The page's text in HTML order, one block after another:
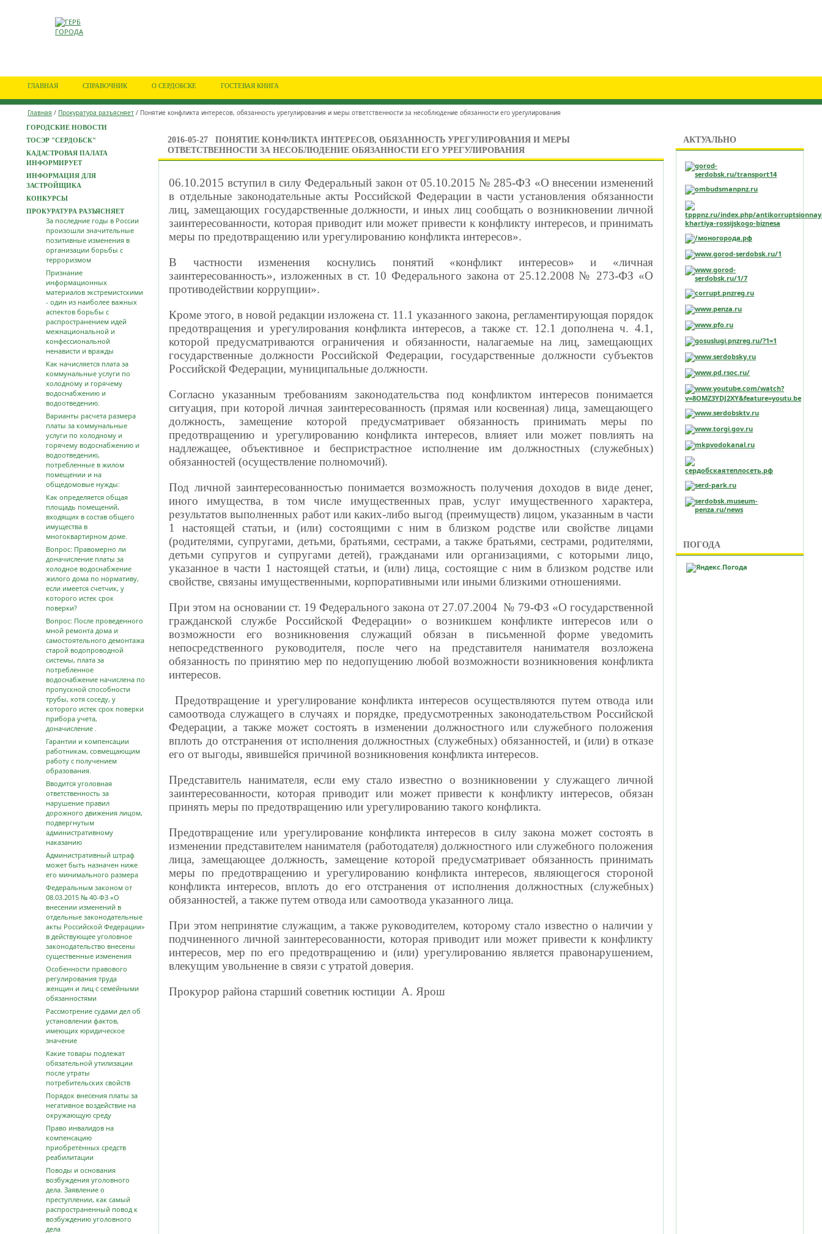
ГЛАВНАЯ СПРАВОЧНИК О СЕРДОБСКЕ ГОСТЕВАЯ КНИГА
Главная / Прокуратура разъясняет / Понятие конфликта интересов, обязанность урегулирования и меры ответственности за несоблюдение обязанности его урегулирования
2016-05-27
ПОНЯТИЕ КОНФЛИКТА ИНТЕРЕСОВ, ОБЯЗАННОСТЬ УРЕГУЛИРОВАНИЯ И МЕРЫ
ОТВЕТСТВЕННОСТИ ЗА НЕСОБЛЮДЕНИЕ ОБЯЗАННОСТИ ЕГО УРЕГУЛИРОВАНИЯ
06.10.2015 вступил в силу Федеральный закон от 05.10.2015 № 285-ФЗ «О внесении изменений
в отдельные законодательные акты Российской Федерации в части установления обязанности
лиц, замещающих государственные должности, и иных лиц сообщать о возникновении личной
заинтересованности, которая приводит или может привести к конфликту интересов, и принимать
меры по предотвращению или урегулированию конфликта интересов».
В частности изменения коснулись понятий «конфликт интересов» и «личная
заинтересованность», изложенных в ст. 10 Федерального закона от 25.12.2008 № 273-ФЗ «О
противодействии коррупции».
Кроме этого, в новой редакции изложена ст. 11.1 указанного закона, регламентирующая порядок
предотвращения и урегулирования конфликта интересов, а также ст. 12.1 дополнена ч. 4.1,
которой предусматриваются ограничения и обязанности, налагаемые на лиц, замещающих
государственные должности Российской Федерации, государственные должности субъектов
Российской Федерации, муниципальные должности.
Согласно указанным требованиям законодательства под конфликтом интересов понимается
ситуация, при которой личная заинтересованность (прямая или косвенная) лица, замещающего
должность, замещение которой предусматривает обязанность принимать меры по
предотвращению и урегулированию конфликта интересов, влияет или может повлиять на
надлежащее, объективное и беспристрастное исполнение им должностных (служебных)
обязанностей (осуществление полномочий).
Под личной заинтересованностью понимается возможность получения доходов в виде денег,
иного имущества, в том числе имущественных прав, услуг имущественного характера,
результатов выполненных работ или каких-либо выгод (преимуществ) лицом, указанным в части
1 настоящей статьи, и (или) состоящими с ним в близком родстве или свойстве лицами
(родителями, супругами, детьми, братьями, сестрами, а также братьями, сестрами, родителями,
детьми супругов и супругами детей), гражданами или организациями, с которыми лицо,
указанное в части 1 настоящей статьи, и (или) лица, состоящие с ним в близком родстве или
свойстве, связаны имущественными, корпоративными или иными близкими отношениями.
При этом на основании ст. 19 Федерального закона от 27.07.2004 № 79-ФЗ «О государственной
гражданской службе Российской Федерации» о возникшем конфликте интересов или о
возможности его возникновения служащий обязан в письменной форме уведомить
непосредственного руководителя, после чего на представителя нанимателя возложена
обязанность по принятию мер по недопущению любой возможности возникновения конфликта
интересов.
Предотвращение и урегулирование конфликта интересов осуществляются путем отвода или
самоотвода служащего в случаях и порядке, предусмотренных законодательством Российской
Федерации, а также может состоять в изменении должностного или служебного положения
вплоть до отстранения от исполнения должностных (служебных) обязанностей, и (или) в отказе
его от выгоды, явившейся причиной возникновения конфликта интересов.
Представитель нанимателя, если ему стало известно о возникновении у служащего личной
заинтересованности, которая приводит или может привести к конфликту интересов, обязан
принять меры по предотвращению или урегулированию такого конфликта.
Предотвращение или урегулирование конфликта интересов в силу закона может состоять в
изменении представителем нанимателя (работодателя) должностного или служебного положения
лица, замещающее должность, замещение которой предусматривает обязанность принимать
меры по предотвращению и урегулированию конфликта интересов, являющегося стороной
конфликта интересов, вплоть до его отстранения от исполнения должностных (служебных)
обязанностей, а также путем отвода или самоотвода указанного лица.
При этом непринятие служащим, а также руководителем, которому стало известно о наличии у
подчиненного личной заинтересованности, которая приводит или может привести к конфликту
интересов, мер по его предотвращению и (или) урегулированию является правонарушением,
влекущим увольнение в связи с утратой доверия.
Прокурор района старший советник юстиции А. Ярош
ГОРОДСКИЕ НОВОСТИ
ТОСЭР "СЕРДОБСК"
КАДАСТРОВАЯ ПАЛАТА
ИНФОРМИРУЕТ
ИНФОРМАЦИЯ ДЛЯ
ЗАСТРОЙЩИКА
КОНКУРСЫ
ПРОКУРАТУРА РАЗЪЯСНЯЕТ
За последние годы в России
произошли значительные
позитивные изменения в
организации борьбы с
терроризмом
Признание
информационных
материалов экстремистскими
- один из наиболее важных
аспектов борьбы с
распространением идей
межнациональной и
конфессиональной
ненависти и вражды
Как начисляется плата за
коммунальные услуги по
холодному и горячему
водоснабжению и
водоотведению.
Варианты расчета размера
платы за коммунальные
услуги по холодному и
горячему водоснабжению и
водоотведению,
потребленные в жилом
помещении и на
общедомовые нужды:
Как определяется общая
площадь помещений,
входящих в состав общего
имущества в
многоквартирном доме.
Вопрос: Правомерно ли
доначисление платы за
холодное водоснабжение
жилого дома по нормативу,
если имеется счетчик, у
которого истек срок
поверки?
Вопрос: После проведенного
мной ремонта дома и
самостоятельного демонтажа
старой водопроводной
системы, плата за
потребленное
водоснабжение начислена по
пропускной способности
трубы, хотя соседу, у
которого истек срок поверки
прибора учета,
доначисление .
Гарантии и компенсации
работникам, совмещающим
работу с получением
образования.
Вводится уголовная
ответственность за
нарушение правил
дорожного движения лицом,
подвергнутым
административному
наказанию
Административный штраф
может быть назначен ниже
его минимального размера
Федеральным законом от
08.03.2015 № 40-ФЗ «О
внесении изменений в
отдельные законодательные
акты Российской Федерации»
в действующее уголовное
законодательство внесены
существенные изменения
Особенности правового
регулирования труда
женщин и лиц с семейными
обязанностями
Рассмотрение судами дел об
установлении фактов,
имеющих юридическое
значение
Какие товары подлежат
обязательной утилизации
после утраты
потребительских свойств
Порядок внесения платы за
негативное воздействие на
окружающую среду
Право инвалидов на
компенсацию
приобретённых средств
реабилитации
Поводы и основания
возбуждения уголовного
дела. Заявление о
преступлении, как самый
распространенный повод к
возбуждению уголовного
дела
АКТУАЛЬНО
ПОГОДА